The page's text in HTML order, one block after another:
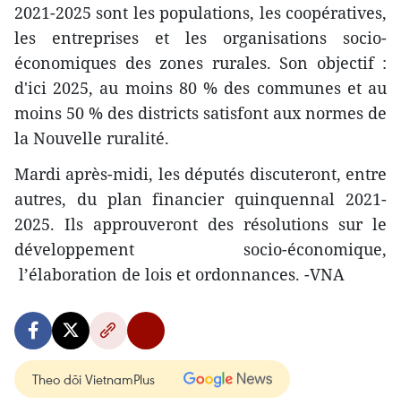
2021-2025 sont les populations, les coopératives,
les entreprises et les organisations socio-
économiques des zones rurales. Son objectif :
d'ici 2025, au moins 80 % des communes et au
moins 50 % des districts satisfont aux normes de
la Nouvelle ruralité.
Mardi après-midi, les députés discuteront, entre
autres, du plan financier quinquennal 2021-
2025. Ils approuveront des résolutions sur le
développement socio-économique,
l’élaboration de lois et ordonnances. -VNA
Theo dõi VietnamPlus